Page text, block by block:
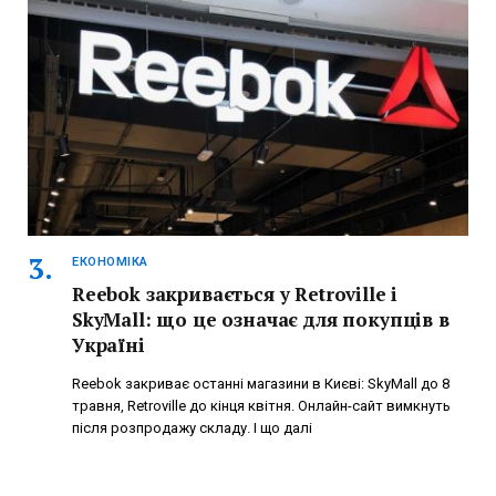
ЕКОНОМІКА
Reebok закривається у Retroville і
SkyMall: що це означає для покупців в
Україні
Reebok закриває останні магазини в Києві: SkyMall до 8
травня, Retroville до кінця квітня. Онлайн-сайт вимкнуть
після розпродажу складу. І що далі